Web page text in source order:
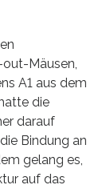
Mäusen,
A1 aus dem
die
darauf
Bindung an
gelang es,
auf das